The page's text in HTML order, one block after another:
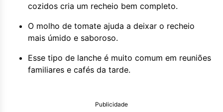
cozidos cria um recheio bem completo.
O molho de tomate ajuda a deixar o recheio
mais úmido e saboroso.
Esse tipo de lanche é muito comum em reuniões
familiares e cafés da tarde.
Publicidade